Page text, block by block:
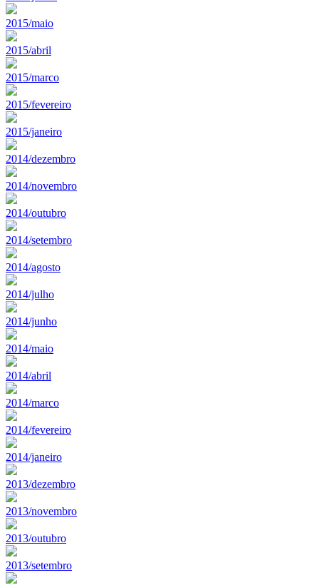
2015/maio
2015/abril
2015/marco
2015/fevereiro
2015/janeiro
2014/dezembro
2014/novembro
2014/outubro
2014/setembro
2014/agosto
2014/julho
2014/junho
2014/maio
2014/abril
2014/marco
2014/fevereiro
2014/janeiro
2013/dezembro
2013/novembro
2013/outubro
2013/setembro